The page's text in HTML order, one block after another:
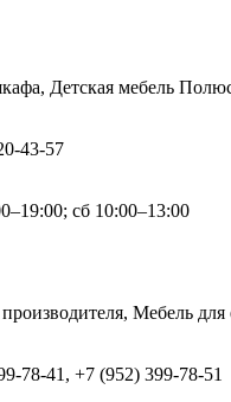
Детская мебель
43-57
сб 10:00–13:00
Мебель для
78-41, +7 (952) 399-78-51